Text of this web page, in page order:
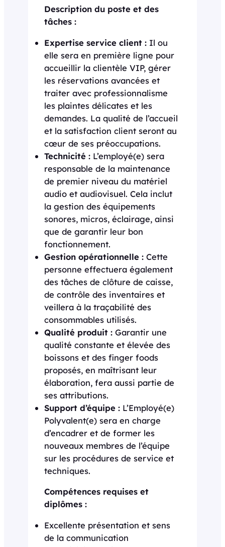
Description du poste et des
tâches :
Expertise service client : Il ou
elle sera en première ligne pour
accueillir la clientèle VIP, gérer
les réservations avancées et
traiter avec professionnalisme
les plaintes délicates et les
demandes. La qualité de l’accueil
et la satisfaction client seront au
cœur de ses préoccupations.
Technicité : L’employé(e) sera
responsable de la maintenance
de premier niveau du matériel
audio et audiovisuel. Cela inclut
la gestion des équipements
sonores, micros, éclairage, ainsi
que de garantir leur bon
fonctionnement.
Gestion opérationnelle : Cette
personne effectuera également
des tâches de clôture de caisse,
de contrôle des inventaires et
veillera à la traçabilité des
consommables utilisés.
Qualité produit : Garantir une
qualité constante et élevée des
boissons et des finger foods
proposés, en maîtrisant leur
élaboration, fera aussi partie de
ses attributions.
Support d’équipe : L’Employé(e)
Polyvalent(e) sera en charge
d’encadrer et de former les
nouveaux membres de l’équipe
sur les procédures de service et
techniques.
Compétences requises et
diplômes :
Excellente présentation et sens
de la communication